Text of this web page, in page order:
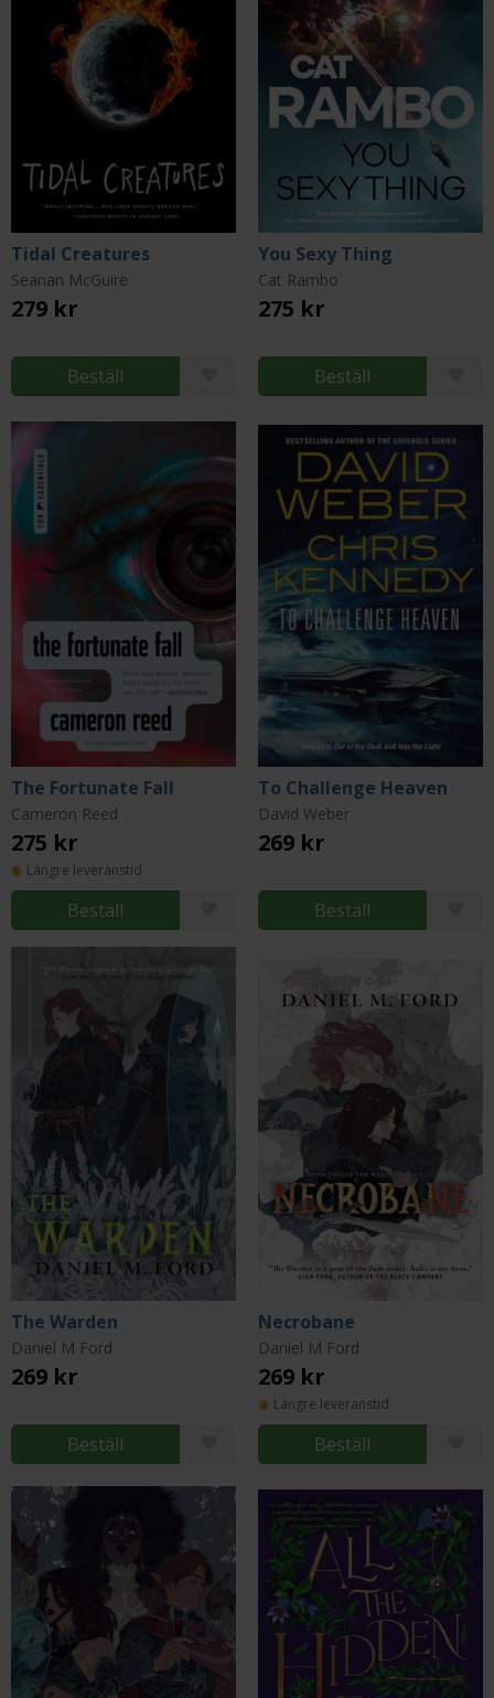
Tidal Creatures
Seanan McGuire
279 kr
Beställ
You Sexy Thing
Cat Rambo
275 kr
Beställ
The Fortunate Fall
Cameron Reed
275 kr
Längre leveranstid
Beställ
To Challenge Heaven
David Weber
269 kr
Beställ
The Warden
Daniel M Ford
269 kr
Beställ
Necrobane
Daniel M Ford
269 kr
Längre leveranstid
Beställ